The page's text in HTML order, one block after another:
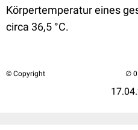
Körpertemperatur eines
circa 36,5 °C.
© Copyright